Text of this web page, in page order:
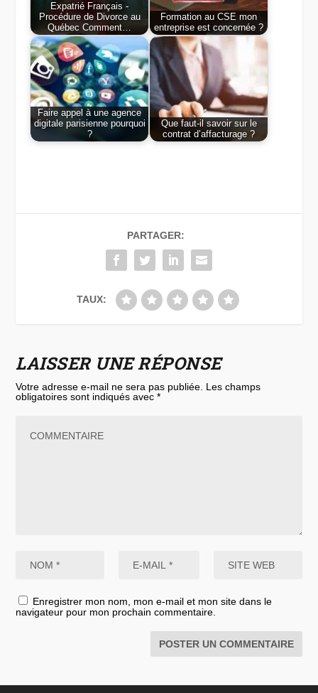
Expatrié Français -
Procédure de Divorce au
Québec Comment…
Formation au CSE mon
entreprise est concernée ?
Faire appel à une agence
digitale parisienne pourquoi
?
Que faut-il savoir sur le
contrat d’affacturage ?
PARTAGER:
TAUX:
LAISSER UNE RÉPONSE
Votre adresse e-mail ne sera pas publiée. Les champs
obligatoires sont indiqués avec*
Enregistrer mon nom, mon e-mail et mon site dans le
navigateur pour mon prochain commentaire.